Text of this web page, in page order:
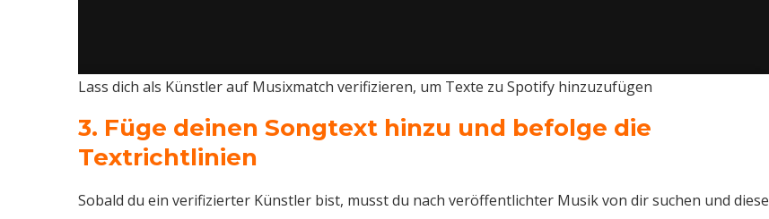
Lass dich als Künstler auf Musixmatch verifizieren, um Texte zu Spotify hinzuzufügen
3. Füge deinen Songtext hinzu und befolge die
Textrichtlinien
Sobald du ein verifizierter Künstler bist, musst du nach veröffentlichter Musik von dir suchen und diese